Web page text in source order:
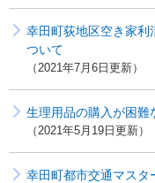
幸田町荻地区空き家利
ついて
2021年7月6日更新
生理用品の購入が困難
2021年5月19日更新
幸田町都市交通マスタ